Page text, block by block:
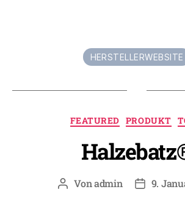
HERSTELLERWEBSITE
FEATURED PRODUKT
Beitragsautor
Vonadmin 9.